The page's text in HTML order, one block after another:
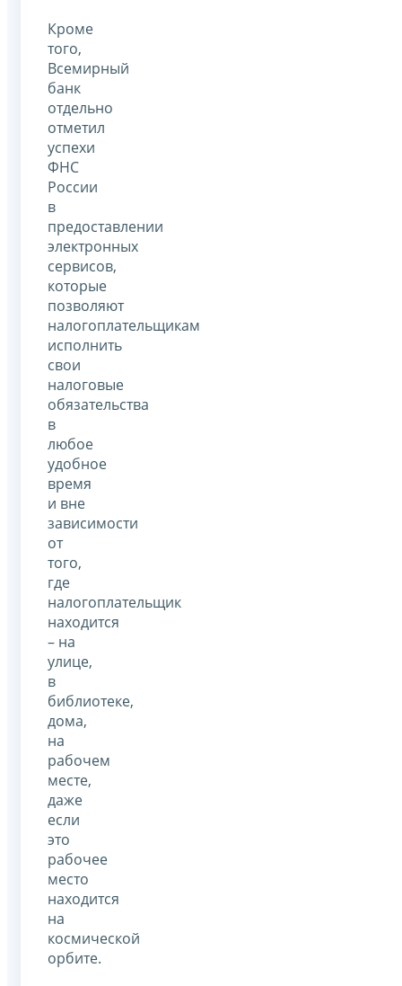
Кроме
того,
Всемирный
банк
отдельно
отметил
успехи
ФНС
России
в
предоставлении
электронных
сервисов,
которые
позволяют
налогоплательщикам
исполнить
свои
налоговые
обязательства
в
любое
удобное
время
и вне
зависимости
от
того,
где
налогоплательщик
находится
– на
улице,
в
библиотеке,
дома,
на
рабочем
месте,
даже
если
это
рабочее
место
находится
на
космической
орбите.